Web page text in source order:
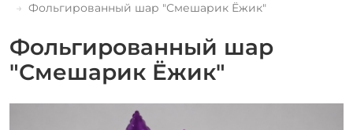
Фольгированный шар "Смешарик Ёжик"
Фольгированный шар
"Смешарик Ёжик"